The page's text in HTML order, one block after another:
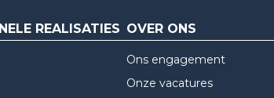
REALISATIES OVER ONS
Ons engagement
Onze vacatures